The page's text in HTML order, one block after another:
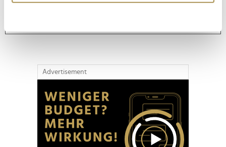
erfassen, welche bis auf einige Meter genau sein
verarbeitet werden, und legen Sie Ihre Präferenzen im
Abschnitt Einzelheitenfest.
Wir verwenden Cookies, um Inhalte und Anzeigen zu
personalisieren, Funktionen für soziale Medien anbieten
zu können und die Zugriffe auf unsere Website zu
analysieren. Außerdem geben wir Informationen zu Ihrer
Advertisement